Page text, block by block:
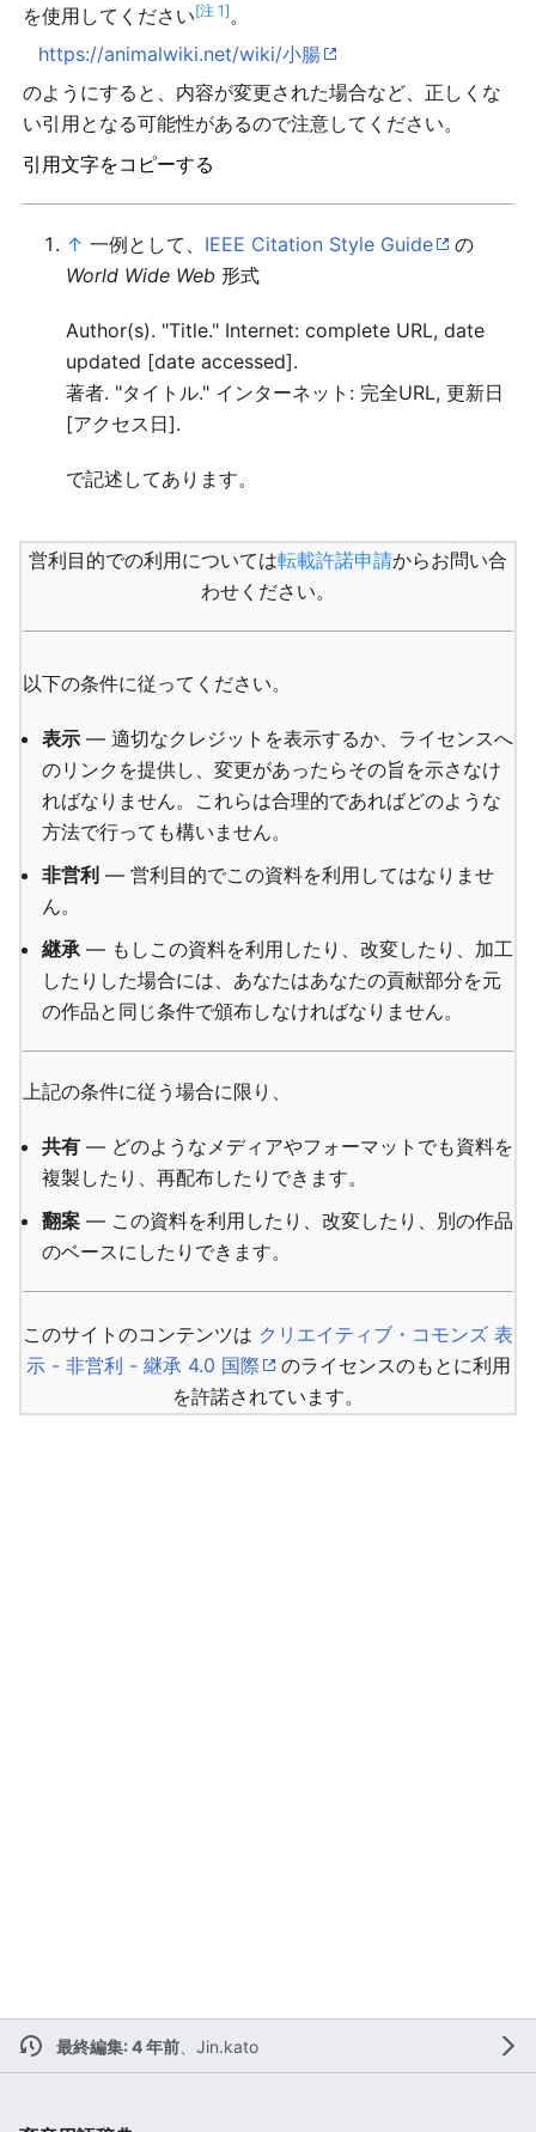
を使用してください[注 1]。
https://animalwiki.net/wiki/小腸
のようにすると、内容が変更された場合など、正しくな
い引用となる可能性があるので注意してください。
引用文字をコピーする
↑ 一例として、 IEEE Citation Style Guide
の
World Wide Web 形式
Author(s). "Title." Internet: complete URL, date
updated [date accessed].
著者. "タイトル." インターネット: 完全URL, 更新日
[アクセス日].
で記述してあります。
営利目的での利用については転載許諾申請からお問い合
わせください。
以下の条件に従ってください。
表示 — 適切なクレジットを表示するか、ライセンスへ
のリンクを提供し、変更があったらその旨を示さなけ
ればなりません。これらは合理的であればどのような
方法で行っても構いません。
非営利 — 営利目的でこの資料を利用してはなりませ
ん。
継承— もしこの資料を利用したり、改変したり、加工
したりした場合には、あなたはあなたの貢献部分を元
の作品と同じ条件で頒布しなければなりません。
上記の条件に従う場合に限り、
共有 — どのようなメディアやフォーマットでも資料を
複製したり、再配布したりできます。
翻案 — この資料を利用したり、改変したり、別の作品
のベースにしたりできます。
このサイトのコンテンツは クリエイティブ・コモンズ 表
示 - 非営利 - 継承 4.0 国際
のライセンスのもとに利用
を許諾されています。
最終編集: 4 年前、 Jin.kato